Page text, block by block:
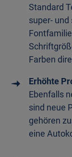
Standard
super-
Farben
Erhöhte
Ebenfalls
sind neue
gehören
eine